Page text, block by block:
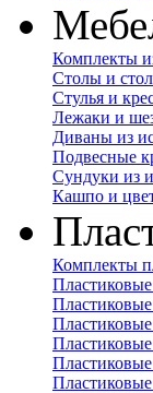
Комплекты
Столы и
Стулья и
Лежаки и
Диваны из
Подвесные
Сундуки из
Кашпо и
Комплекты
Пластиковые